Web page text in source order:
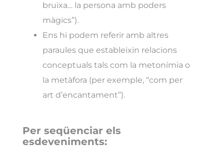
bruixa… la persona amb poders
màgics”).
Ens hi podem referir amb altres
paraules que estableixin relacions
conceptuals tals com la metonímia o
la metàfora (per exemple, “com per
art d’encantament”).
Per seqüenciar els
esdeveniments: